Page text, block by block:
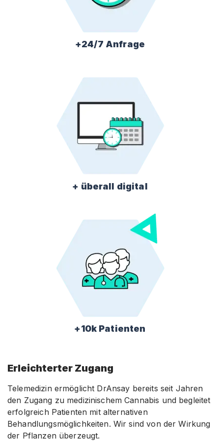
+24/7 Anfrage
+ überall digital
+10k Patienten
Erleichterter Zugang
Telemedizin ermöglicht DrAnsay bereits seit Jahren
den Zugang zu medizinischem Cannabis und begleitet
erfolgreich Patienten mit alternativen
Behandlungsmöglichkeiten. Wir sind von der Wirkung
der Pflanzen überzeugt.